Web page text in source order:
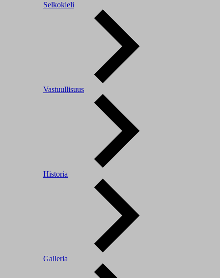
Selkokieli
Vastuullisuus
Historia
Galleria